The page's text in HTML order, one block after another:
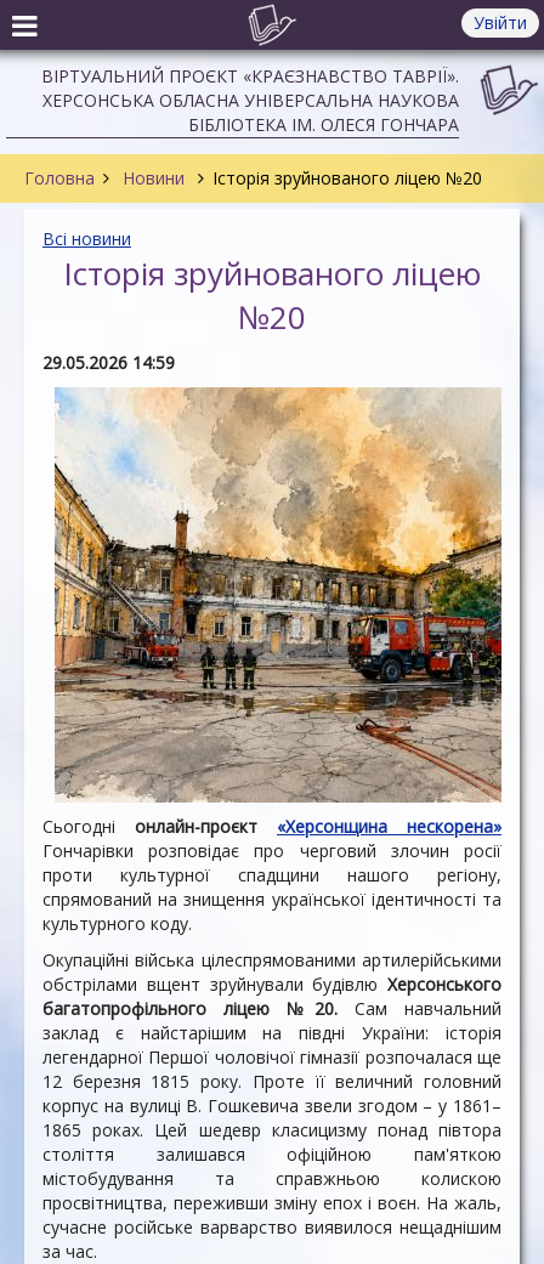
Увійти
ВІРТУАЛЬНИЙ ПРОЄКТ «КРАЄЗНАВСТВО ТАВРІЇ».
ХЕРСОНСЬКА ОБЛАСНА УНІВЕРСАЛЬНА НАУКОВА
БІБЛІОТЕКА ІМ. ОЛЕСЯ ГОНЧАРА
Головна Новини Історія зруйнованого ліцею №20
Всі новини
Історія зруйнованого ліцею
№20
29.05.2026 14:59
Сьогодні онлайн-проєкт «Херсонщина нескорена»
Гончарівки розповідає про черговий злочин росії
проти культурної спадщини нашого регіону,
спрямований на знищення української ідентичності та
культурного коду.
Окупаційні війська цілеспрямованими артилерійськими
обстрілами вщент зруйнували будівлю Херсонського
багатопрофільного ліцею №20.Сам навчальний
заклад є найстарішим на півдні України: історія
легендарної Першої чоловічої гімназії розпочалася ще
12 березня 1815 року. Проте її величний головний
корпус на вулиці В. Гошкевича звели згодом – у 1861–
1865 роках. Цей шедевр класицизму понад півтора
століття залишався офіційною пам'яткою
містобудування та справжньою колискою
просвітництва, переживши зміну епох і воєн. На жаль,
сучасне російське варварство виявилося нещаднішим
за час.